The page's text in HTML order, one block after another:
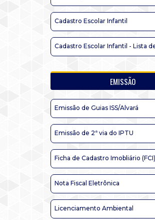
Cadastro Escolar Infantil
Cadastro Escolar Infantil - Lista
EMISSÃO
Emissão de Guias ISS/Alvará
Emissão de 2ª via do IPTU
Ficha de Cadastro Imobliário (FCI)
Nota Fiscal Eletrônica
Licenciamento Ambiental